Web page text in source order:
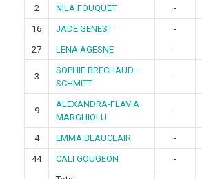
2
NILA FOUQUET -
16
JADE GENEST -
27
LENA AGESNE -
3
SOPHIE BRECHAUD–
SCHMITT
-
9
ALEXANDRA-FLAVIA
MARGHIOLU
-
4 EMMA BEAUCLAIR -
44
CALI GOUGEON -